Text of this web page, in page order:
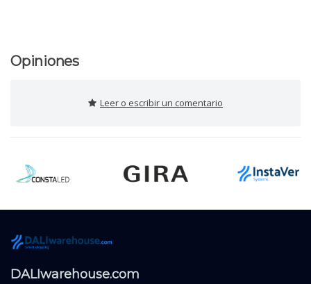
Opiniones
Leer o escribir un comentario
DALIwarehouse.com